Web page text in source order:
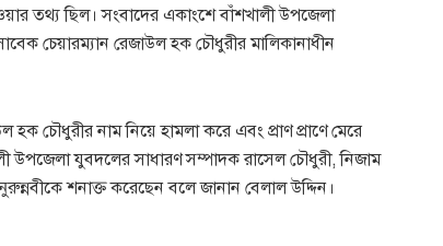
তথ্য ছিল। সংবাদের একাংশে বাঁশখালী উপজেলা
চেয়ারম্যান রেজাউল হক চৌধুরীর মালিকানাধীন
হক চৌধুরীর নাম নিয়ে হামলা করে এবং প্রাণ প্রাণে মেরে
উপজেলা যুবদলের সাধারণ সম্পাদক রাসেল চৌধুরী, নিজাম
শনাক্ত করেছেন বলে জানান বেলাল উদ্দিন।